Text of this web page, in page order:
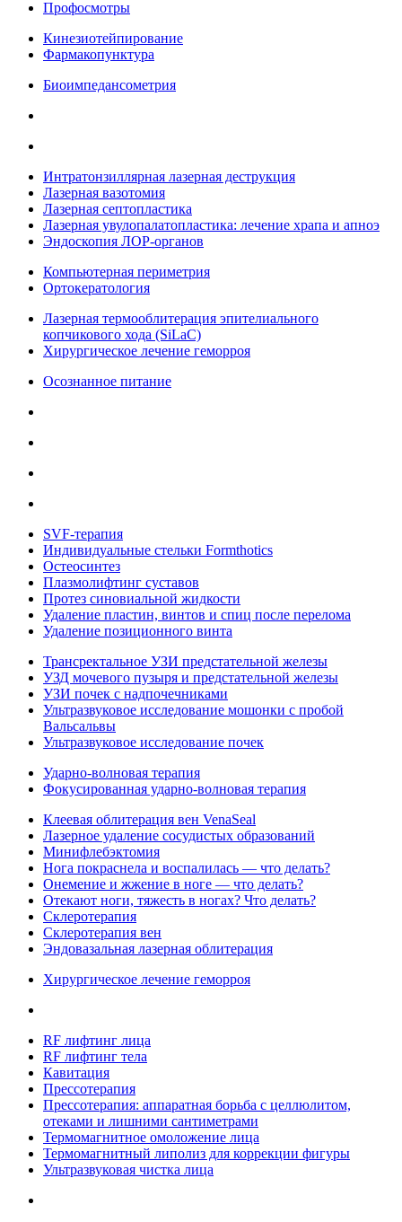
Профосмотры
Кинезиотейпирование
Фармакопунктура
Биоимпедансометрия
Интратонзиллярная лазерная деструкция
Лазерная вазотомия
Лазерная септопластика
Лазерная увулопалатопластика: лечение храпа и апноэ
Эндоскопия ЛОР-органов
Компьютерная периметрия
Ортокератология
Лазерная термооблитерация эпителиального
копчикового хода (SiLaC)
Хирургическое лечение геморроя
Осознанное питание
SVF-терапия
Индивидуальные стельки Formthotics
Остеосинтез
Плазмолифтинг суставов
Протез синовиальной жидкости
Удаление пластин, винтов и спиц после перелома
Удаление позиционного винта
Трансректальное УЗИ предстательной железы
УЗД мочевого пузыря и предстательной железы
УЗИ почек с надпочечниками
Ультразвуковое исследование мошонки с пробой
Вальсальвы
Ультразвуковое исследование почек
Ударно-волновая терапия
Фокусированная ударно-волновая терапия
Клеевая облитерация вен VenaSeal
Лазерное удаление сосудистых образований
Минифлебэктомия
Нога покраснела и воспалилась — что делать?
Онемение и жжение в ноге — что делать?
Отекают ноги, тяжесть в ногах? Что делать?
Склеротерапия
Склеротерапия вен
Эндовазальная лазерная облитерация
Хирургическое лечение геморроя
RF лифтинг лица
RF лифтинг тела
Кавитация
Прессотерапия
Прессотерапия: аппаратная борьба с целлюлитом,
отеками и лишними сантиметрами
Термомагнитное омоложение лица
Термомагнитный липолиз для коррекции фигуры
Ультразвуковая чистка лица